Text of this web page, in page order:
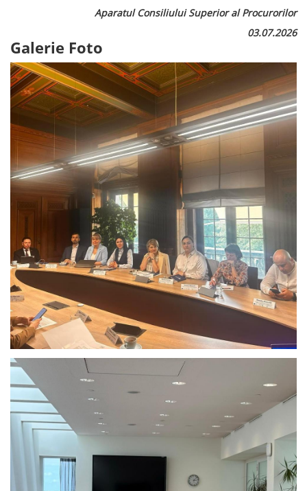
Aparatul Consiliului Superior al Procurorilor
03.07.2026
Galerie Foto